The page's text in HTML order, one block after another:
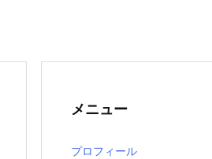
メニュー
プロフィール